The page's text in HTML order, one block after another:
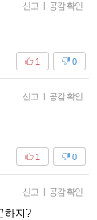
신고 공감 확인
0
1
신고 공감 확인
0
1
신고 공감 확인
하지?